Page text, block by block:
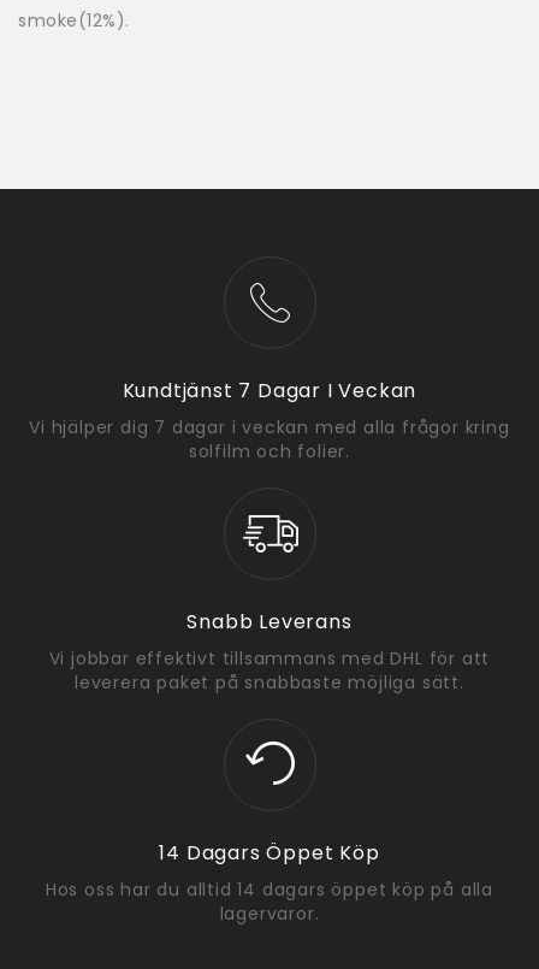
smoke(12%).
Kundtjänst 7 Dagar I Veckan
Vi hjälper dig 7 dagar i veckan med alla frågor kring
solfilm och folier.
Snabb Leverans
Vi jobbar effektivt tillsammans med DHL för att
leverera paket på snabbaste möjliga sätt.
14 Dagars Öppet Köp
Hos oss har du alltid 14 dagars öppet köp på alla
lagervaror.